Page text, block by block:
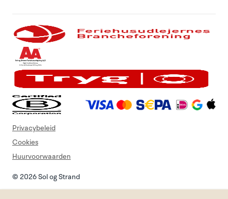
© 2026 Sol og Strand
Privacybeleid
Cookies
Huurvoorwaarden